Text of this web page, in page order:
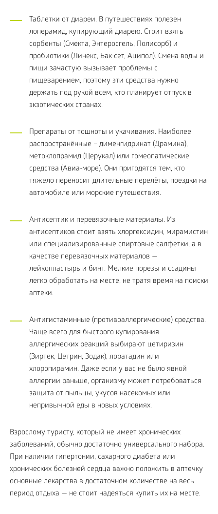
Таблетки от диареи. В путешествиях полезен
лоперамид, купирующий диарею. Стоит взять
сорбенты (Смекта, Энтеросгель, Полисорб) и
пробиотики (Линекс, Бак-сет, Аципол). Смена воды и
пищи зачастую вызывает проблемы с
пищеварением, поэтому эти средства нужно
держать под рукой всем, кто планирует отпуск в
экзотических странах.
Препараты от тошноты и укачивания. Наиболее
распространённые – дименгидринат (Драмина),
метоклопрамид (Церукал) или гомеопатические
средства (Авиа-море). Они пригодятся тем, кто
тяжело переносит длительные перелёты, поездки на
автомобиле или морские путешествия.
Антисептик и перевязочные материалы. Из
антисептиков стоит взять хлоргексидин, мирамистин
или специализированные спиртовые салфетки, а в
качестве перевязочных материалов —
лейкопластырь и бинт. Мелкие порезы и ссадины
легко обработать на месте, не тратя время на поиски
аптеки.
Антигистаминные (противоаллергические) средства.
Чаще всего для быстрого купирования
аллергических реакций выбирают цетиризин
(Зиртек, Цетрин, Зодак), лоратадин или
хлоропирамин. Даже если у вас не было явной
аллергии раньше, организму может потребоваться
защита от пыльцы, укусов насекомых или
непривычной еды в новых условиях.
Взрослому туристу, который не имеет хронических
заболеваний, обычно достаточно универсального набора.
При наличии гипертонии, сахарного диабета или
хронических болезней сердца важно положить в аптечку
основные лекарства в достаточном количестве на весь
период отдыха — не стоит надеяться купить их на месте.